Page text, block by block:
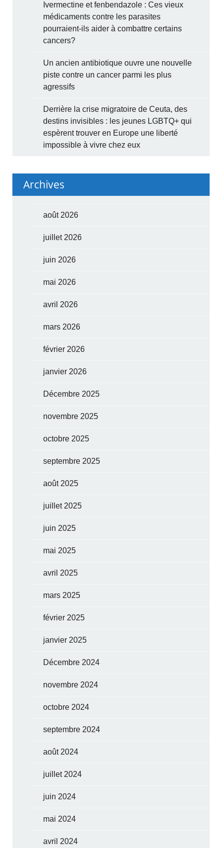
Ivermectine et fenbendazole : Ces vieux
médicaments contre les parasites
pourraient-ils aider à combattre certains
cancers?
Un ancien antibiotique ouvre une nouvelle
piste contre un cancer parmi les plus
agressifs
Derrière la crise migratoire de Ceuta, des
destins invisibles : les jeunes LGBTQ+ qui
espèrent trouver en Europe une liberté
impossible à vivre chez eux
Archives
août 2026
juillet 2026
juin 2026
mai 2026
avril 2026
mars 2026
février 2026
janvier 2026
Décembre 2025
novembre 2025
octobre 2025
septembre 2025
août 2025
juillet 2025
juin 2025
mai 2025
avril 2025
mars 2025
février 2025
janvier 2025
Décembre 2024
novembre 2024
octobre 2024
septembre 2024
août 2024
juillet 2024
juin 2024
mai 2024
avril 2024